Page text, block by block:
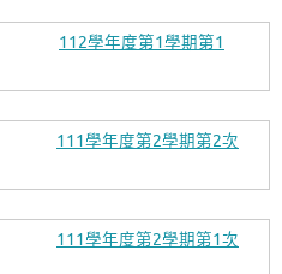
日 112學年度第1學期第1
日 111學年度第2學期第2次
日 111學年度第2學期第1次